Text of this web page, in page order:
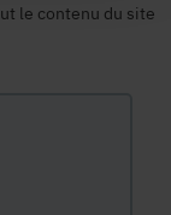
le contenu du site